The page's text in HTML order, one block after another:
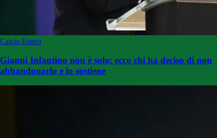
Calcio Estero
Gianni Infantino non è solo: ecco chi ha deciso di non
abbandonarlo e lo sostiene